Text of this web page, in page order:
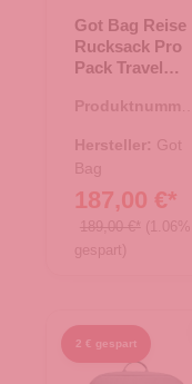
Got Bag Reise
Rucksack Pro
Pack Travel
Produktnummer:
Hersteller: Got
Bag
187,00 €*
189,00 €* (1.06%
gespart)
2 € gespart